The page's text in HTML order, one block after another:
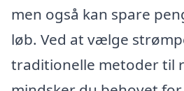
men også kan spare
løb. Ved at vælge
traditionelle metoder til